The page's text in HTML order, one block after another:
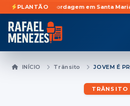
PLANTÃO
abordagem em Santa MariaCaseiro
INÍCIO Trânsito
TRÂNSITO